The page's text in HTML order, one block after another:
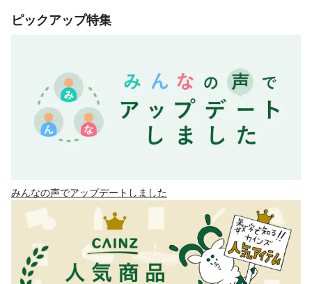
ピックアップ特集
みんなの声でアップデートしました